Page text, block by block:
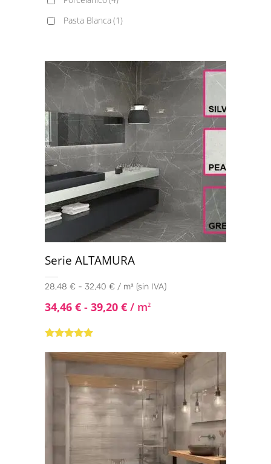
Pasta Blanca(1)
Serie ALTAMURA
28,48 € - 32,40 € / m² (sin IVA)
34,46 € - 39,20 € / m2
5.00de 5